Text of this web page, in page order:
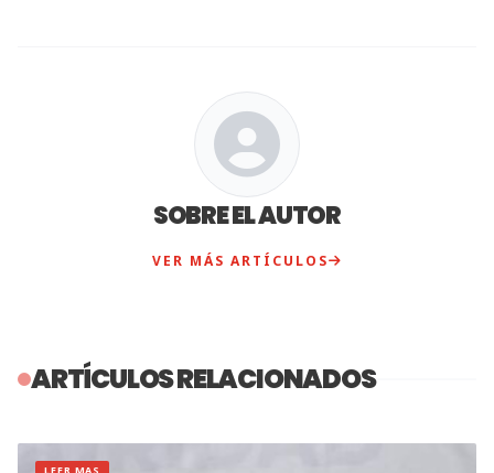
SOBRE EL AUTOR
VER MÁS ARTÍCULOS
ARTÍCULOS RELACIONADOS
LEER MAS